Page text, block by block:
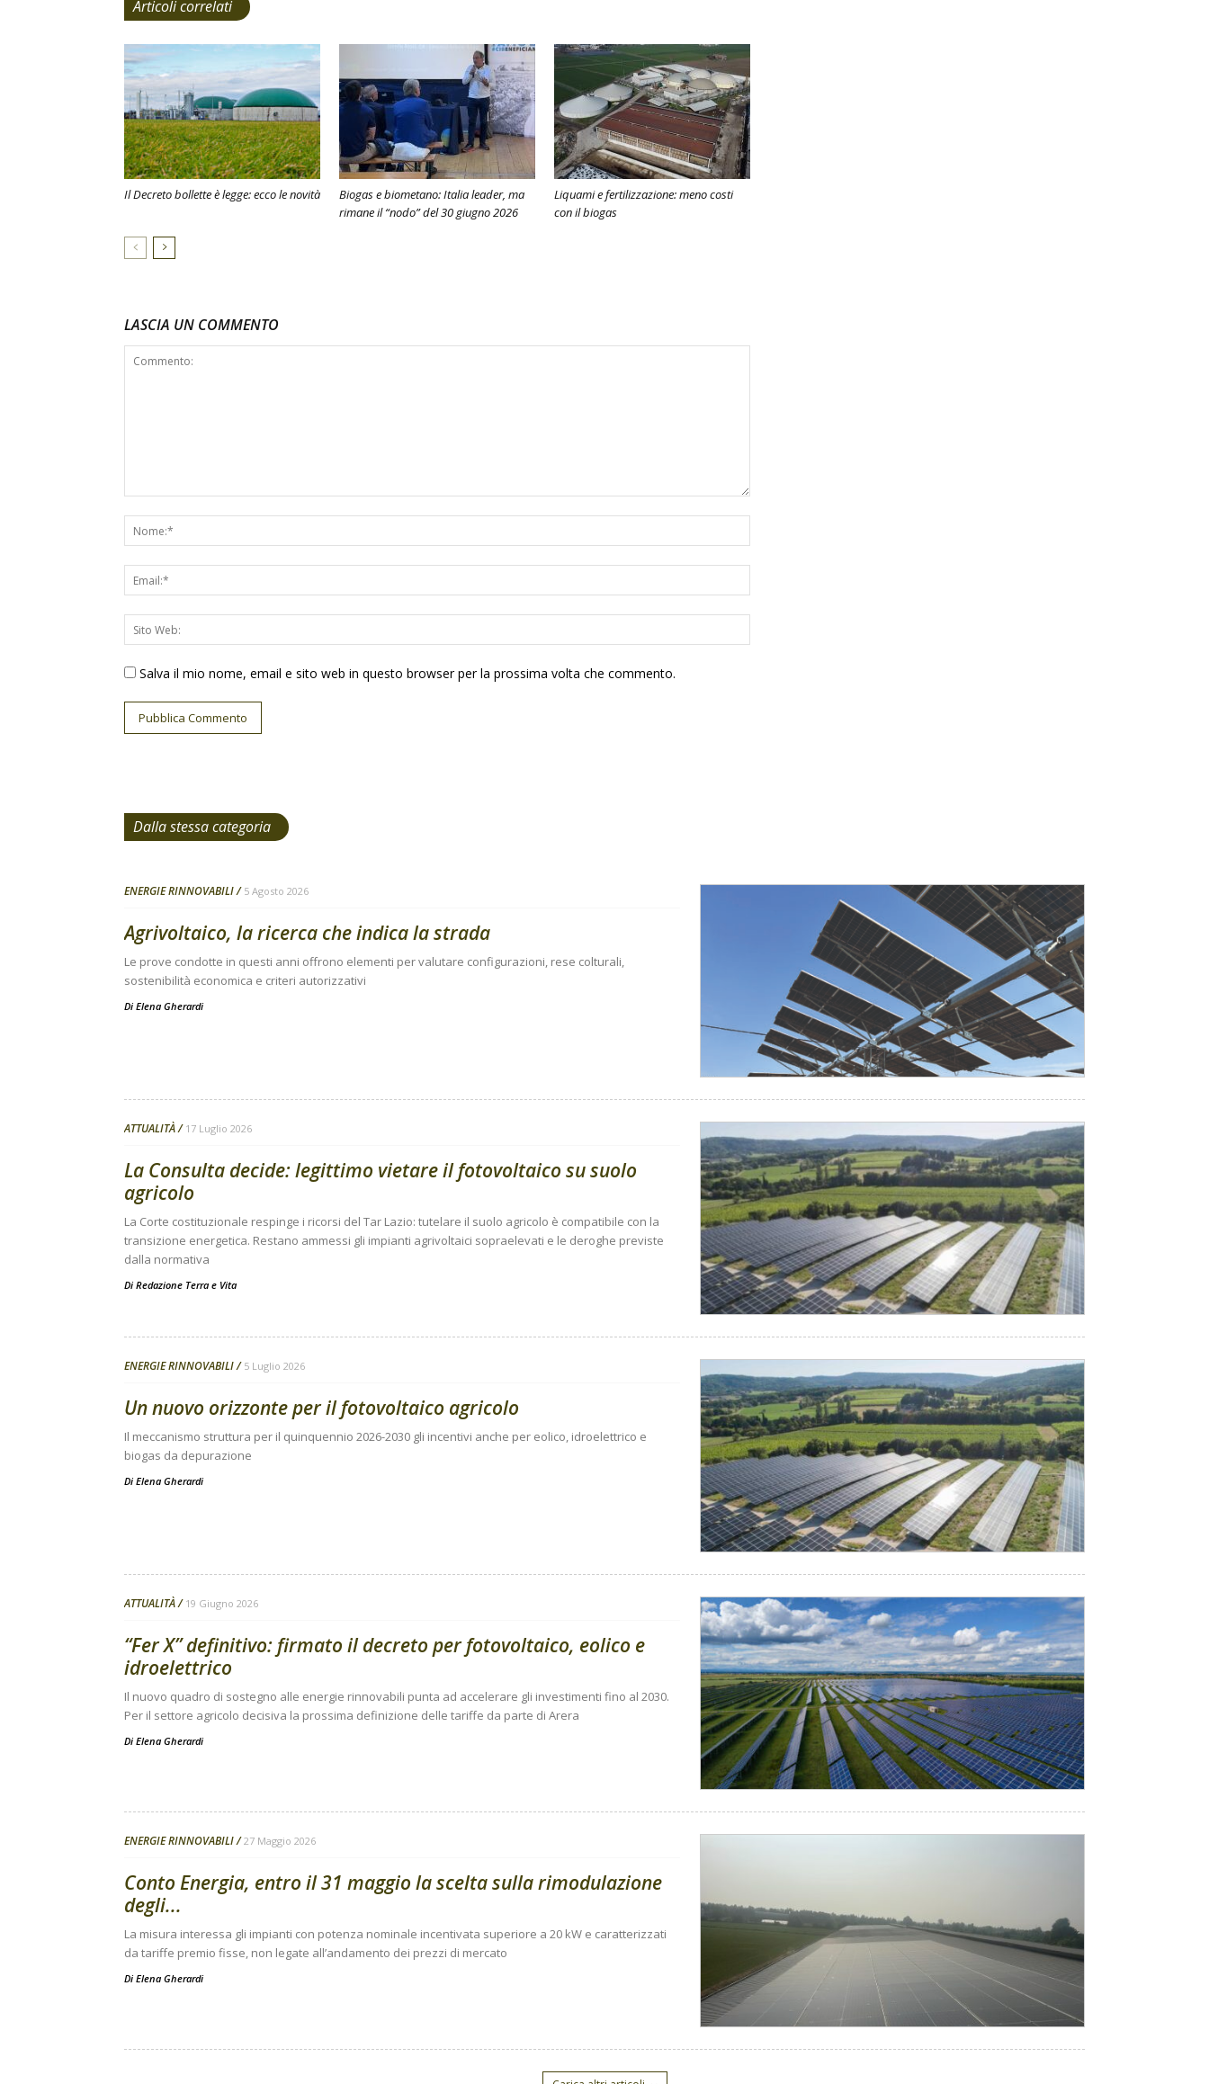
Articoli correlati
Il Decreto bollette è legge: ecco le novità
Biogas e biometano: Italia leader, ma
rimane il “nodo” del 30 giugno 2026
Liquami e fertilizzazione: meno costi
con il biogas
LASCIA UN COMMENTO
Salva il mio nome, email e sito web in questo browser per la prossima volta che commento.
Dalla stessa categoria
ENERGIE RINNOVABILI 5 Agosto 2026
Agrivoltaico, la ricerca che indica la strada
Le prove condotte in questi anni offrono elementi per valutare configurazioni, rese colturali,
sostenibilità economica e criteri autorizzativi
Di Elena Gherardi
ATTUALITÀ 17 Luglio 2026
La Consulta decide: legittimo vietare il fotovoltaico su suolo
agricolo
La Corte costituzionale respinge i ricorsi del Tar Lazio: tutelare il suolo agricolo è compatibile con la
transizione energetica. Restano ammessi gli impianti agrivoltaici sopraelevati e le deroghe previste
dalla normativa
Di Redazione Terra e Vita
ENERGIE RINNOVABILI 5 Luglio 2026
Un nuovo orizzonte per il fotovoltaico agricolo
Il meccanismo struttura per il quinquennio 2026-2030 gli incentivi anche per eolico, idroelettrico e
biogas da depurazione
Di Elena Gherardi
ATTUALITÀ 19 Giugno 2026
“Fer X” definitivo: firmato il decreto per fotovoltaico, eolico e
idroelettrico
Il nuovo quadro di sostegno alle energie rinnovabili punta ad accelerare gli investimenti fino al 2030.
Per il settore agricolo decisiva la prossima definizione delle tariffe da parte di Arera
Di Elena Gherardi
ENERGIE RINNOVABILI 27 Maggio 2026
Conto Energia, entro il 31 maggio la scelta sulla rimodulazione
degli...
La misura interessa gli impianti con potenza nominale incentivata superiore a 20 kW e caratterizzati
da tariffe premio fisse, non legate all’andamento dei prezzi di mercato
Di Elena Gherardi